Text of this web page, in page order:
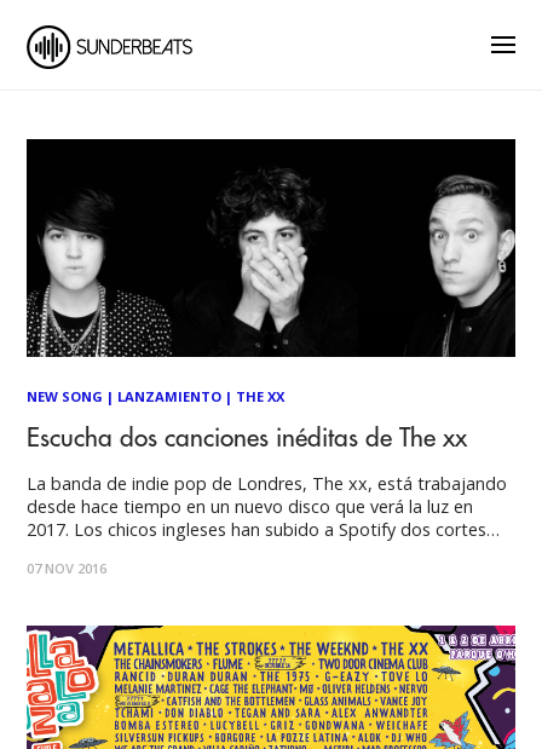
NEW SONG | LANZAMIENTO | THE XX
Escucha dos canciones inéditas de The xx
La banda de indie pop de Londres, The xx, está trabajando
desde hace tiempo en un nuevo disco que verá la luz en
2017. Los chicos ingleses han subido a Spotify dos cortes
la banda tiene compartida en la conocida
07 NOV 2016